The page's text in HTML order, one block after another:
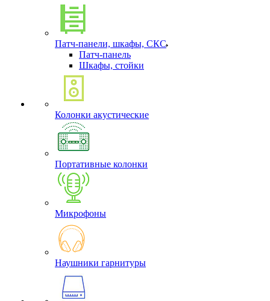
Патч-панели, шкафы, СКС
Патч-панель
Шкафы, стойки
Колонки акустические
Портативные колонки
Микрофоны
Наушники гарнитуры